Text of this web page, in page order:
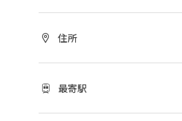
住所
最寄駅